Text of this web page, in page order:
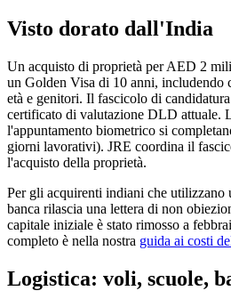
Visto dorato dall'India
Un acquisto di proprietà per AED 2
un Golden Visa di 10 anni, includendo
età e genitori. Il fascicolo di
certificato di valutazione DLD attuale.
l'appuntamento biometrico si
giorni lavorativi). JRE coordina il
l'acquisto della proprietà.
Per gli acquirenti indiani che
banca rilascia una lettera di non
capitale iniziale è stato rimosso a
completo è nella nostra guida ai costi
Logistica: voli, scuole,